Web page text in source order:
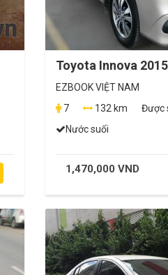
Toyota Innova 2015
EZBOOK VIỆT NAM
7
132 km Được
Nước suối
1,470,000 VND